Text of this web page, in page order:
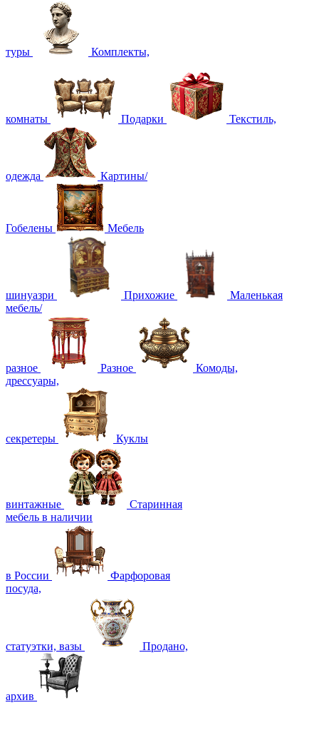
туры Комплекты,
комнаты Подарки Текстиль,
одежда Картины/
Гобелены Мебель
шинуазри Прихожие
Маленькая
мебель/
разное Разное
Комоды,
дрессуары,
секретеры Куклы
винтажные
Старинная
мебель в наличии
в России
Фарфоровая
посуда,
статуэтки, вазы Продано,
архив